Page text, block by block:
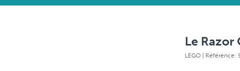
Le
LEGO | Référence: